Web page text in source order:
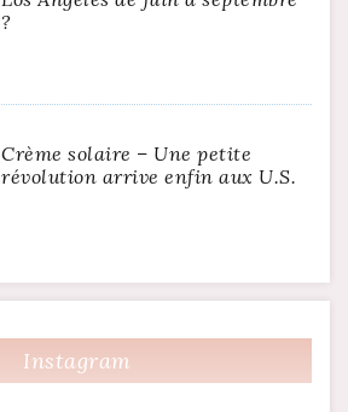
?
Crème solaire – Une petite
révolution arrive enfin aux U.S.
Instagram